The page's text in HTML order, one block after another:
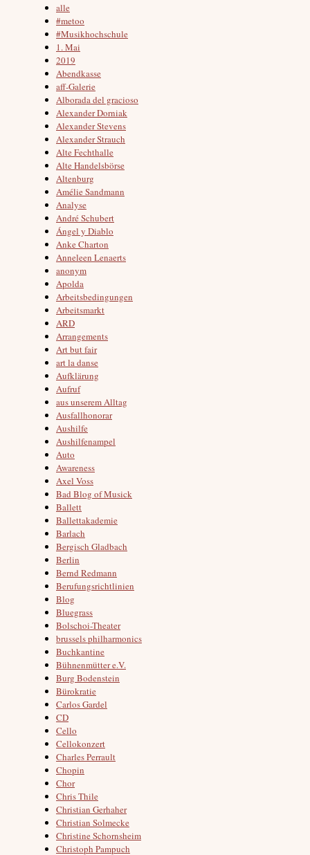
alle
#metoo
#Musikhochschule
1. Mai
2019
Abendkasse
aff-Galerie
Alborada del gracioso
Alexander Dorniak
Alexander Stevens
Alexander Strauch
Alte Fechthalle
Alte Handelsbörse
Altenburg
Amélie Sandmann
Analyse
André Schubert
Ángel y Diablo
Anke Charton
Anneleen Lenaerts
anonym
Apolda
Arbeitsbedingungen
Arbeitsmarkt
ARD
Arrangements
Art but fair
art la danse
Aufklärung
Aufruf
aus unserem Alltag
Ausfallhonorar
Aushilfe
Aushilfenampel
Auto
Awareness
Axel Voss
Bad Blog of Musick
Ballett
Ballettakademie
Barlach
Bergisch Gladbach
Berlin
Bernd Redmann
Berufungsrichtlinien
Blog
Bluegrass
Bolschoi-Theater
brussels philharmonics
Buchkantine
Bühnenmütter e.V.
Burg Bodenstein
Bürokratie
Carlos Gardel
CD
Cello
Cellokonzert
Charles Perrault
Chopin
Chor
Chris Thile
Christian Gerhaher
Christian Solmecke
Christine Schornsheim
Christoph Pampuch